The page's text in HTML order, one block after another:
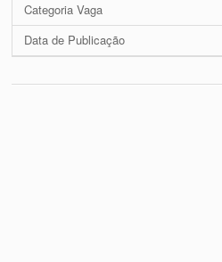
Categoria Vaga
Data de Publicação